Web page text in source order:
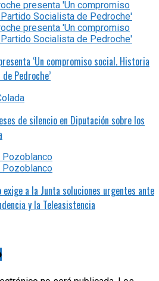
‘Un compromiso social. Historia
Pedroche’
de silencio en Diputación sobre los
exige a la Junta soluciones urgentes ante
y la Teleasistencia